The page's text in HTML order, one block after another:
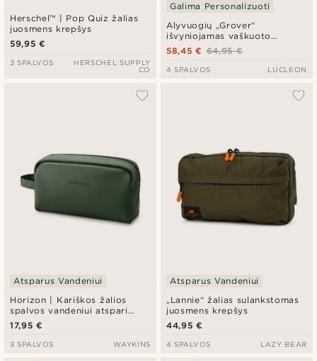
Herschel™ | Pop Quiz žalias
juosmens krepšys
59,95 €
3 SPALVOS
HERSCHEL SUPPLY
CO
Alyvuogių „Grover“
išvyniojamas vaškuoto
drobinio audinio kosmetikos
krepšys
Galima Personalizuoti
64,95 €
58,45 €
4 SPALVOS LUCLEON
Horizon | Kariškos žalios
spalvos vandeniui atspari
kosmetinė
Atsparus Vandeniui
17,95 €
3 SPALVOS WAYKINS
„Lannie“ žalias sulankstomas
juosmens krepšys
Atsparus Vandeniui
44,95 €
4 SPALVOS LAZY BEAR